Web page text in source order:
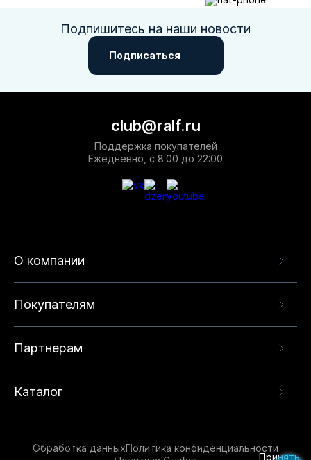
Подпишитесь на наши новости
Подписаться
О компании
Покупателям
Партнерам
Каталог
club@ralf.ru
Поддержка покупателей
Ежедневно, с 8:00 до 22:00
Обработка данныхПолитика конфиденциальности
опыта на нашем сайте. Продолжая использовать